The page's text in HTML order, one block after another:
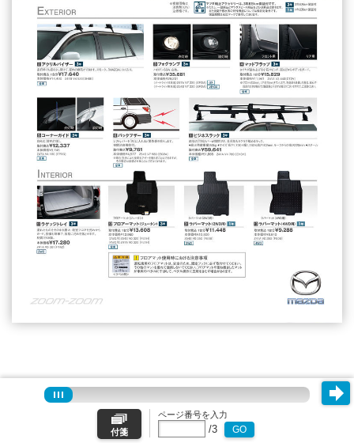
付箋
ページ番号を入力
/3 GO